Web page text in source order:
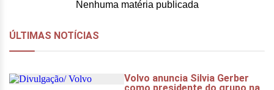
Nenhuma matéria publicada